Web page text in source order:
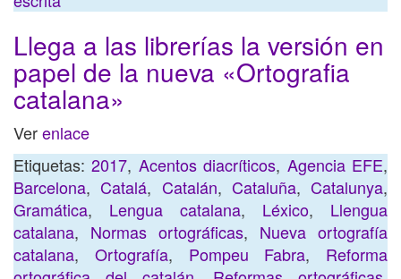
Llega a las librerías la versión en
papel de la nueva «Ortografia
catalana»
Verenlace
Etiquetas:2017, Acentos diacríticos, Agencia EFE,
Barcelona,Catalá, Catalán, Cataluña, Catalunya,
Gramática, Lengua catalana, Léxico, Llengua
catalana, Normas ortográficas, Nueva ortografía
catalana, Ortografía, Pompeu Fabra, Reforma